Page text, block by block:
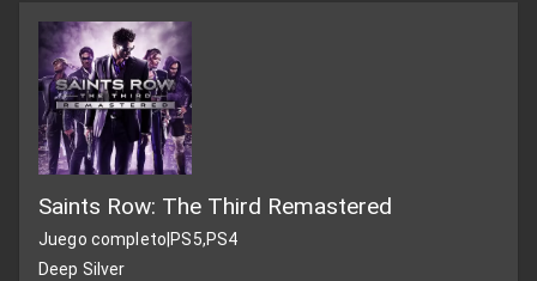
Saints Row: The Third Remastered
Juego completo PS5,PS4
Deep Silver